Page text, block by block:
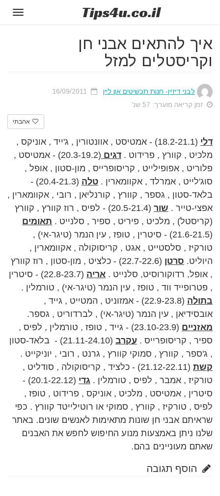
Tips4u.co.il
איך להתאים אבני חן
וקריסטלים למזל
לבני דיזיין- חנות תכשיטים און ליין
זמן קריאה מוערך: 57 שנ'
אהבתי
דלי
(18.2-21.1) - אמטיסט , אוונטורין , ג'ייד , אוניקס ,
מלכיט , קוורץ , פרידוט . דגים
(20.3-19.2) - אמטיסט ,
פלוריט , אפופילייט , קריסופרייס , מון-סטון , אופל ,
סוג'לייט , אמרלד , אקוומארין . טלה
(20.4-21.3) -
בלאד-סטון , גספר , קוורץ , קורנליאן , רובי , אקוומארין ,
אפצי-טייר . שור
(20.5-21.4) - לפיס , רוז קוורץ , קוורץ
(קריסטל) , מלכיט , פיריט , ספיר , סלנייט . תאומים
(21.6-21.5) - סיטרין , טופז , עין הנמר (טיגר-אי) ,
טורקיז , סלסטייט , אגט , קריסוקולה , אקוומארין ,
היוליט. סרטן
(22.7-22.6) - כלציט , מון-סטון , רוז קוורץ
, אופל, רדוקורוסיט, סלנייט . אריה
(22.8-23.7) - סיטרין
, פטרופייד ווד , טופז , עין הנמר (טיגר-אי) , טורמלין .
בתולה
(22.9-23.8) - אמזוניט , המטייט , גייד ,
אובסידיאן , עין הנמר (טיגר-אי) , לברדוריט , גספר.
מאזניים
(23.10-23.9) - גייד , טופז , טורמלין , לפיס ,
ספיר , קריסופרייס . עקרב
(21.11-24.10) - בלאד-סטון
, ג'ספר , קוורץ , סמוקי קוורץ , גרנט , רובי , יוניקייט .
קשת
(21.12-22.11) - כלציד , קריסוקולה , סודליט ,
טורקיז , אמבר , לפיס , טורמלין . גדי
(20.1-22.12) -
סיטרין , אמטיסט , מלכיט , אוניקס , פרידוט , טופז ,
לפיס , טורקיז , קוורץ , סמוקי או רוטילייטד קוורץ . כפי
שראיתם אבני חן שונות מתאימות לאנשים שונים. באתר
שלנו ניתן באמצעות מנוע החיפוש לחפש את האבנים
שאתם מעוניינים בהם.
הוסף תגובה